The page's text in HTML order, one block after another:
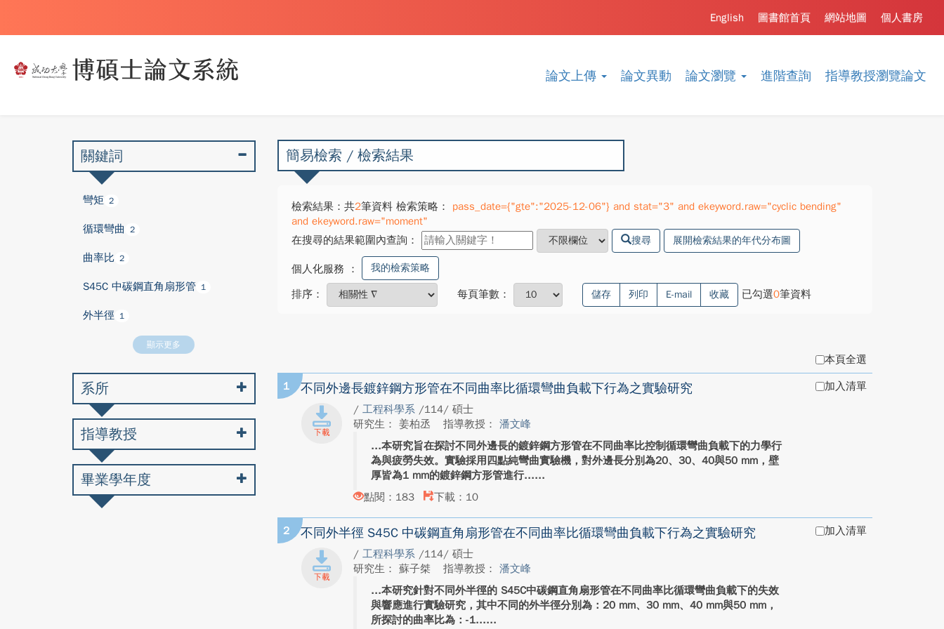
論文上傳 論文異動 論文瀏覽 進階查詢 指導教授瀏覽論文
個人書房
網站地圖
圖書館首頁
English
簡易檢索 / 檢索結果
檢索結果：共2筆資料 檢索策略：
pass_date={"gte":"2025-12-06"} and stat="3" and ekeyword.raw="cyclic bending"
and ekeyword.raw="moment"
在搜尋的結果範圍內查詢：
搜尋 展開檢索結果的年代分布圖
個人化服務 ： 我的檢索策略
排序： 每頁筆數： 儲存 列印 E-mail 收藏 已勾選0筆資料
本頁全選
1 不同外邊長鍍鋅鋼方形管在不同曲率比循環彎曲負載下行為之實驗研究
/ 工程科學系 /114/ 碩士
研究生： 姜柏丞
指導教授： 潘文峰
本研究旨在探討不同外邊長的鍍鋅鋼方形管在不同曲率比控制循環彎曲負載下的力學行
為與疲勞失效。實驗採用四點純彎曲實驗機，對外邊長分別為20、30、40與50 mm，壁
厚皆為1 mm的鍍鋅鋼方形管進行...
點閱：183
下載：10
加入清單
2 不同外半徑 S45C 中碳鋼直角扇形管在不同曲率比循環彎曲負載下行為之實驗研究
/ 工程科學系 /114/ 碩士
研究生： 蘇子桀
指導教授： 潘文峰
本研究針對不同外半徑的 S45C中碳鋼直角扇形管在不同曲率比循環彎曲負載下的失效
與響應進行實驗研究，其中不同的外半徑分別為：20 mm、30 mm、40 mm與50 mm，
所探討的曲率比為：-1...
加入清單
關鍵詞
彎矩 2
循環彎曲 2
曲率比 2
S45C 中碳鋼直角扇形管 1
外半徑 1
顯示更多
系所
指導教授
畢業學年度